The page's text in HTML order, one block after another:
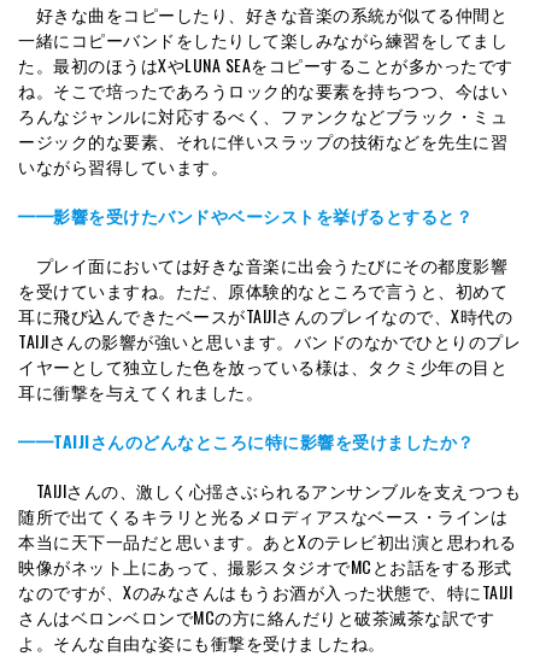
好きな曲をコピーしたり、好きな音楽の系統が似てる仲間と
一緒にコピーバンドをしたりして楽しみながら練習をしてまし
た。最初のほうはXやLUNA SEAをコピーすることが多かったです
ね。そこで培ったであろうロック的な要素を持ちつつ、今はい
ろんなジャンルに対応するべく、ファンクなどブラック・ミュ
ージック的な要素、それに伴いスラップの技術などを先生に習
いながら習得しています。
━━影響を受けたバンドやベーシストを挙げるとすると？
プレイ面においては好きな音楽に出会うたびにその都度影響
を受けていますね。ただ、原体験的なところで言うと、初めて
耳に飛び込んできたベースがTAIJIさんのプレイなので、X時代の
TAIJIさんの影響が強いと思います。バンドのなかでひとりのプレ
イヤーとして独立した色を放っている様は、タクミ少年の目と
耳に衝撃を与えてくれました。
━━TAIJIさんのどんなところに特に影響を受けましたか？
TAIJIさんの、激しく心揺さぶられるアンサンブルを支えつつも
随所で出てくるキラリと光るメロディアスなベース・ラインは
本当に天下一品だと思います。あとXのテレビ初出演と思われる
映像がネット上にあって、撮影スタジオでMCとお話をする形式
なのですが、Xのみなさんはもうお酒が入った状態で、特にTAIJI
さんはベロンベロンでMCの方に絡んだりと破茶滅茶な訳です
よ。そんな自由な姿にも衝撃を受けましたね。